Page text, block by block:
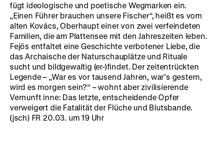
fügt ideologische und poetische Wegmarken ein.
„Einen Führer brauchen unsere Fischer“, heißt es vom
alten Kovács, Oberhaupt einer von zwei verfeindeten
Familien, die am Plattensee mit den Jahreszeiten leben.
Fejös entfaltet eine Geschichte verbotener Liebe, die
das Archaische der Naturschauplätze und Rituale
sucht und bildgewaltig (er-)findet. Der zeitentrückten
Legende – „War es vor tausend Jahren, war’s gestern,
wird es morgen sein?“ – wohnt aber zivilisierende
Vernunft inne: Das letzte, entscheidende Opfer
verweigert die Fatalität der Flüche und Blutsbande.
(jsch) FR 20.03. um 19 Uhr